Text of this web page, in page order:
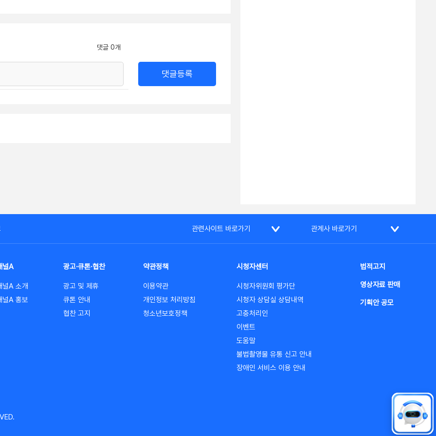
댓글 0개
댓글등록
관련사이트 바로가기 관계사 바로가기
널A
널A 소개
널A 홍보
광고·큐톤·협찬
광고 및 제휴
큐톤 안내
협찬 고지
약관정책
이용약관
개인정보 처리방침
청소년보호정책
시청자센터
시청자위원회 평가단
시청자 상담실 상담내역
고충처리인
이벤트
도움말
불법촬영물 유통 신고 안내
장애인 서비스 이용 안내
법적고지
영상자료 판매
기획안 공모